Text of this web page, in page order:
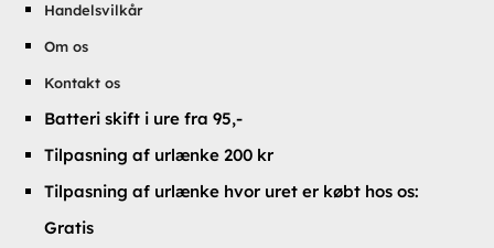
Handelsvilkår
Om os
Kontakt os
Batteri skift i ure fra 95,-
Tilpasning af urlænke 200 kr
Tilpasning af urlænke hvor uret er købt hos os:
Gratis